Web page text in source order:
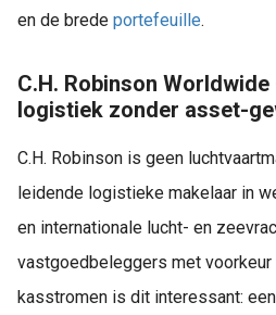
en de brede portefeuille.
C.H. Robinson
logistiek zonder asset-
C.H. Robinson is geen
leidende logistieke makelaar in
en internationale lucht- en
vastgoedbeleggers met
kasstromen is dit interessant: